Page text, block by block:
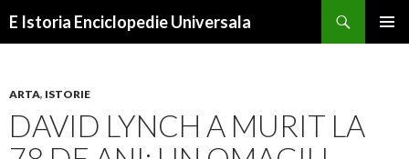
E Istoria Enciclopedie Universala
ARTA, ISTORIE
DAVID LYNCH A MURIT LA